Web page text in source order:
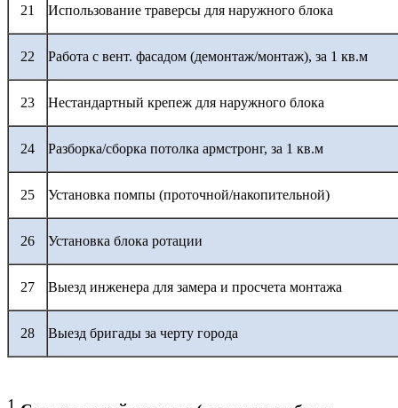
21 Использование траверсы для наружного блока
22 Работа с вент. фасадом (демонтаж/монтаж), за 1 кв.м
23 Нестандартный крепеж для наружного блока
24 Разборка/сборка потолка армстронг, за 1 кв.м
25 Установка помпы (проточной/накопительной)
26 Установка блока ротации
27 Выезд инженера для замера и просчета монтажа
28 Выезд бригады за черту города